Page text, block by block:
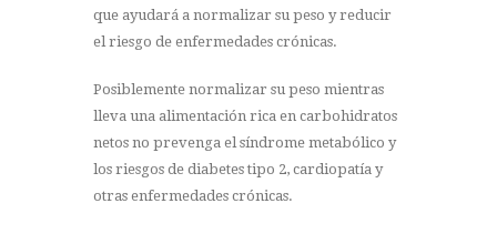
que ayudará a normalizar su peso y reducir
el riesgo de enfermedades crónicas.
Posiblemente normalizar su peso mientras
lleva una alimentación rica en carbohidratos
netos no prevenga el síndrome metabólico y
los riesgos de diabetes tipo 2, cardiopatía y
otras enfermedades crónicas.